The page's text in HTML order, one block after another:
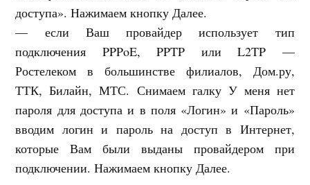
доступа». Нажимаем кнопку Далее.
— если Ваш провайдер использует тип
подключения PPPoE, PPTP или L2TP —
Ростелеком в большинстве филиалов, Дом.ру,
ТТК, Билайн, МТС. Снимаем галку У меня нет
пароля для доступа и в поля «Логин» и «Пароль»
вводим логин и пароль на доступ в Интернет,
которые Вам были выданы провайдером при
подключении. Нажимаем кнопку Далее.